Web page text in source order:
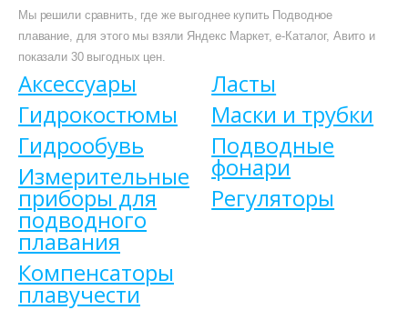
Мы решили сравнить, где же выгоднее купить Подводное
плавание, для этого мы взяли Яндекс Маркет, е-Каталог, Авито и
показали 30 выгодных цен.
Аксессуары
Гидрокостюмы
Гидрообувь
Измерительные
приборы для
подводного
плавания
Компенсаторы
плавучести
Ласты
Маски и трубки
Подводные
фонари
Регуляторы